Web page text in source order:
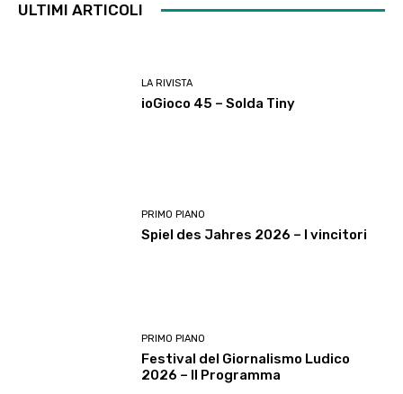
ULTIMI ARTICOLI
LA RIVISTA
ioGioco 45 – Solda Tiny
PRIMO PIANO
Spiel des Jahres 2026 – I vincitori
PRIMO PIANO
Festival del Giornalismo Ludico
2026 – Il Programma